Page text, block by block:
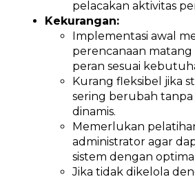
pelacakan aktivitas
Kekurangan:
Implementasi awal
perencanaan
peran sesuai
Kurang fleksibel jika
sering berubah tanpa
dinamis.
Memerlukan
administrator agar
sistem dengan
Jika tidak dikelola